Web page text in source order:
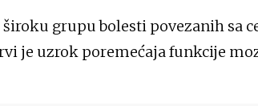
grupu bolesti povezanih sa
je uzrok poremećaja funkcije